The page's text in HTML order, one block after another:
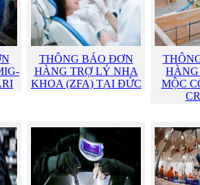
THÔNG BÁO ĐƠN
HÀNG TRỢ LÝ NHA
KHOA (ZFA) TẠI ĐỨC
MỘC